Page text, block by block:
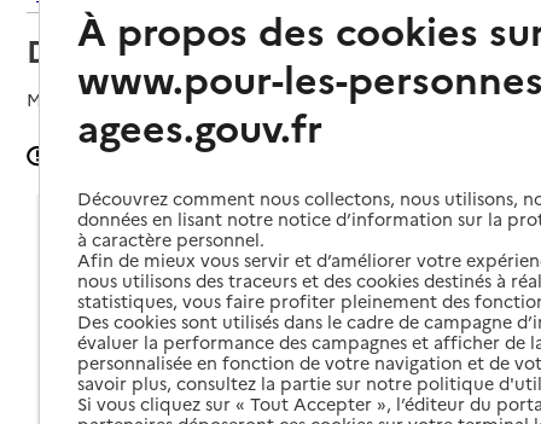
Département - Mayenne
Mis à jour le07/08/2026
Signaler une erreur
Coordonnées
Adresse
Direction de l'autonomie - Centre Jean Monnet, 12
quai de Bootz
53000-Laval
Voir itinéraire
02 43 677 577
À propos des cookies
www.pour-les-
agees.gouv.fr
Découvrez comment nous collectons, nous utilisons,
données en lisant notre notice d’information sur la
à caractère personnel.
Afin de mieux vous servir et d’améliorer votre
nous utilisons des traceurs et des cookies destinés à
statistiques, vous faire profiter pleinement des
Des cookies sont utilisés dans le cadre de campagne
évaluer la performance des campagnes et afficher de
personnalisée en fonction de votre navigation et de
savoir plus, consultez la partie sur notre politique
Si vous cliquez sur « Tout Accepter », l’éditeur du